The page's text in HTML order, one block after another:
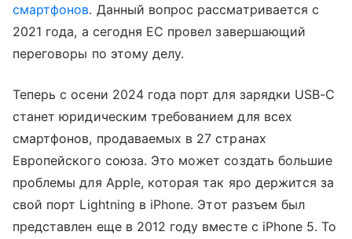
смартфонов. Данный вопрос рассматривается с
2021 года, а сегодня ЕС провел завершающий
переговоры по этому делу.
Теперь с осени 2024 года порт для зарядки USB-C
станет юридическим требованием для всех
смартфонов, продаваемых в 27 странах
Европейского союза. Это может создать большие
проблемы для Apple, которая так яро держится за
свой порт Lightning в iPhone. Этот разъем был
представлен еще в 2012 году вместе с iPhone 5. То